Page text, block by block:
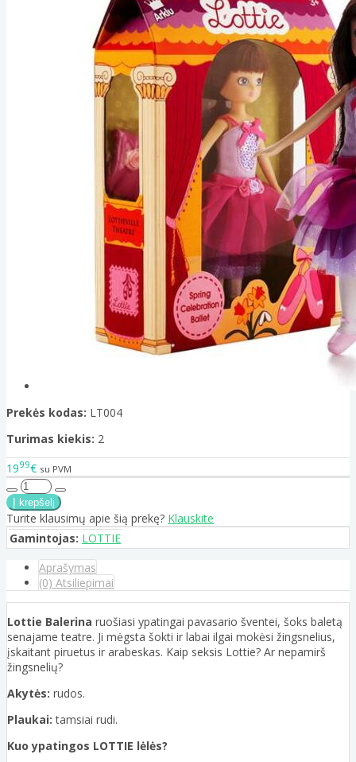
Prekės kodas: LT004
Turimas kiekis: 2
1999€ su PVM
Turite klausimų apie šią prekę? Klauskite
Gamintojas: LOTTIE
Aprašymas
(0) Atsiliepimai
Lottie Balerina ruošiasi ypatingai pavasario šventei, šoks baletą
senajame teatre. Ji mėgsta šokti ir labai ilgai mokėsi žingsnelius,
įskaitant piruetus ir arabeskas. Kaip seksis Lottie? Ar nepamirš
žingsnelių?
Akytės: rudos.
Plaukai:tamsiai rudi.
Kuo ypatingos LOTTIE lėlės?